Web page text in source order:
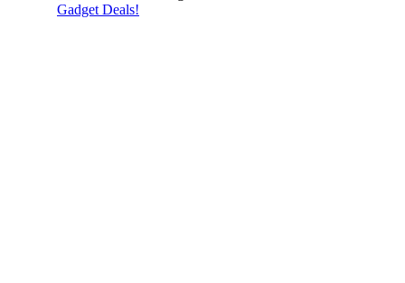
Gadget Deals!